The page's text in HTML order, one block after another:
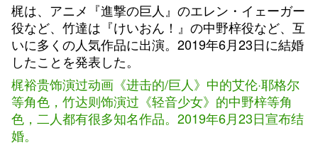
梶は、アニメ『進撃の巨人』のエレン・イェーガー
役など、竹達は『けいおん！』の中野梓役など、互
いに多くの人気作品に出演。2019年6月23日に結婚
したことを発表した。
梶裕贵饰演过动画《进击的/巨人》中的艾伦·耶格尔
等角色，竹达则饰演过《轻音少女》的中野梓等角
色，二人都有很多知名作品。2019年6月23日宣布结
婚。